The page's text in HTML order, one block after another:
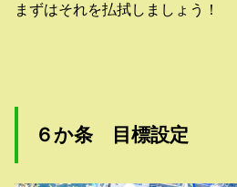
まずはそれを払拭しましょう！
６か条 目標設定